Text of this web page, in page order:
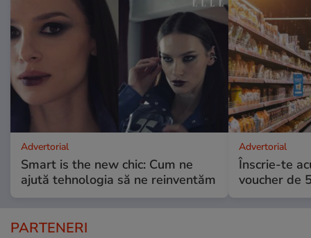
Advertorial
Smart is the new chic: Cum ne
ajută tehnologia să ne reinventăm
Advertorial
Înscrie-te
voucher de
PARTENERI